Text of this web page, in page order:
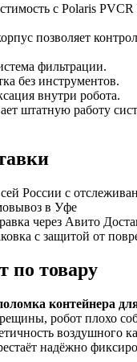
с Polaris
позволяет
фильтрации.
без инструментов.
внутри робота.
штатную работу
России с
в Уфе
через Авито
с защитой от
по товару
контейнера
робот плохо
воздушного
надёжно